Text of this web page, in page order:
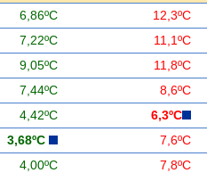
6,86ºC 12,3ºC
7,22ºC 11,1ºC
9,05ºC 11,8ºC
7,44ºC 8,6ºC
4,42ºC 6,3ºC
3,68ºC 7,6ºC
4,00ºC 7,8ºC